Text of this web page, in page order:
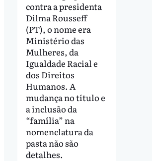
contra a presidenta
Dilma Rousseff
(PT), o nome era
Ministério das
Mulheres, da
Igualdade Racial e
dos Direitos
Humanos. A
mudança no título e
a inclusão da
“família” na
nomenclatura da
pasta não são
detalhes.